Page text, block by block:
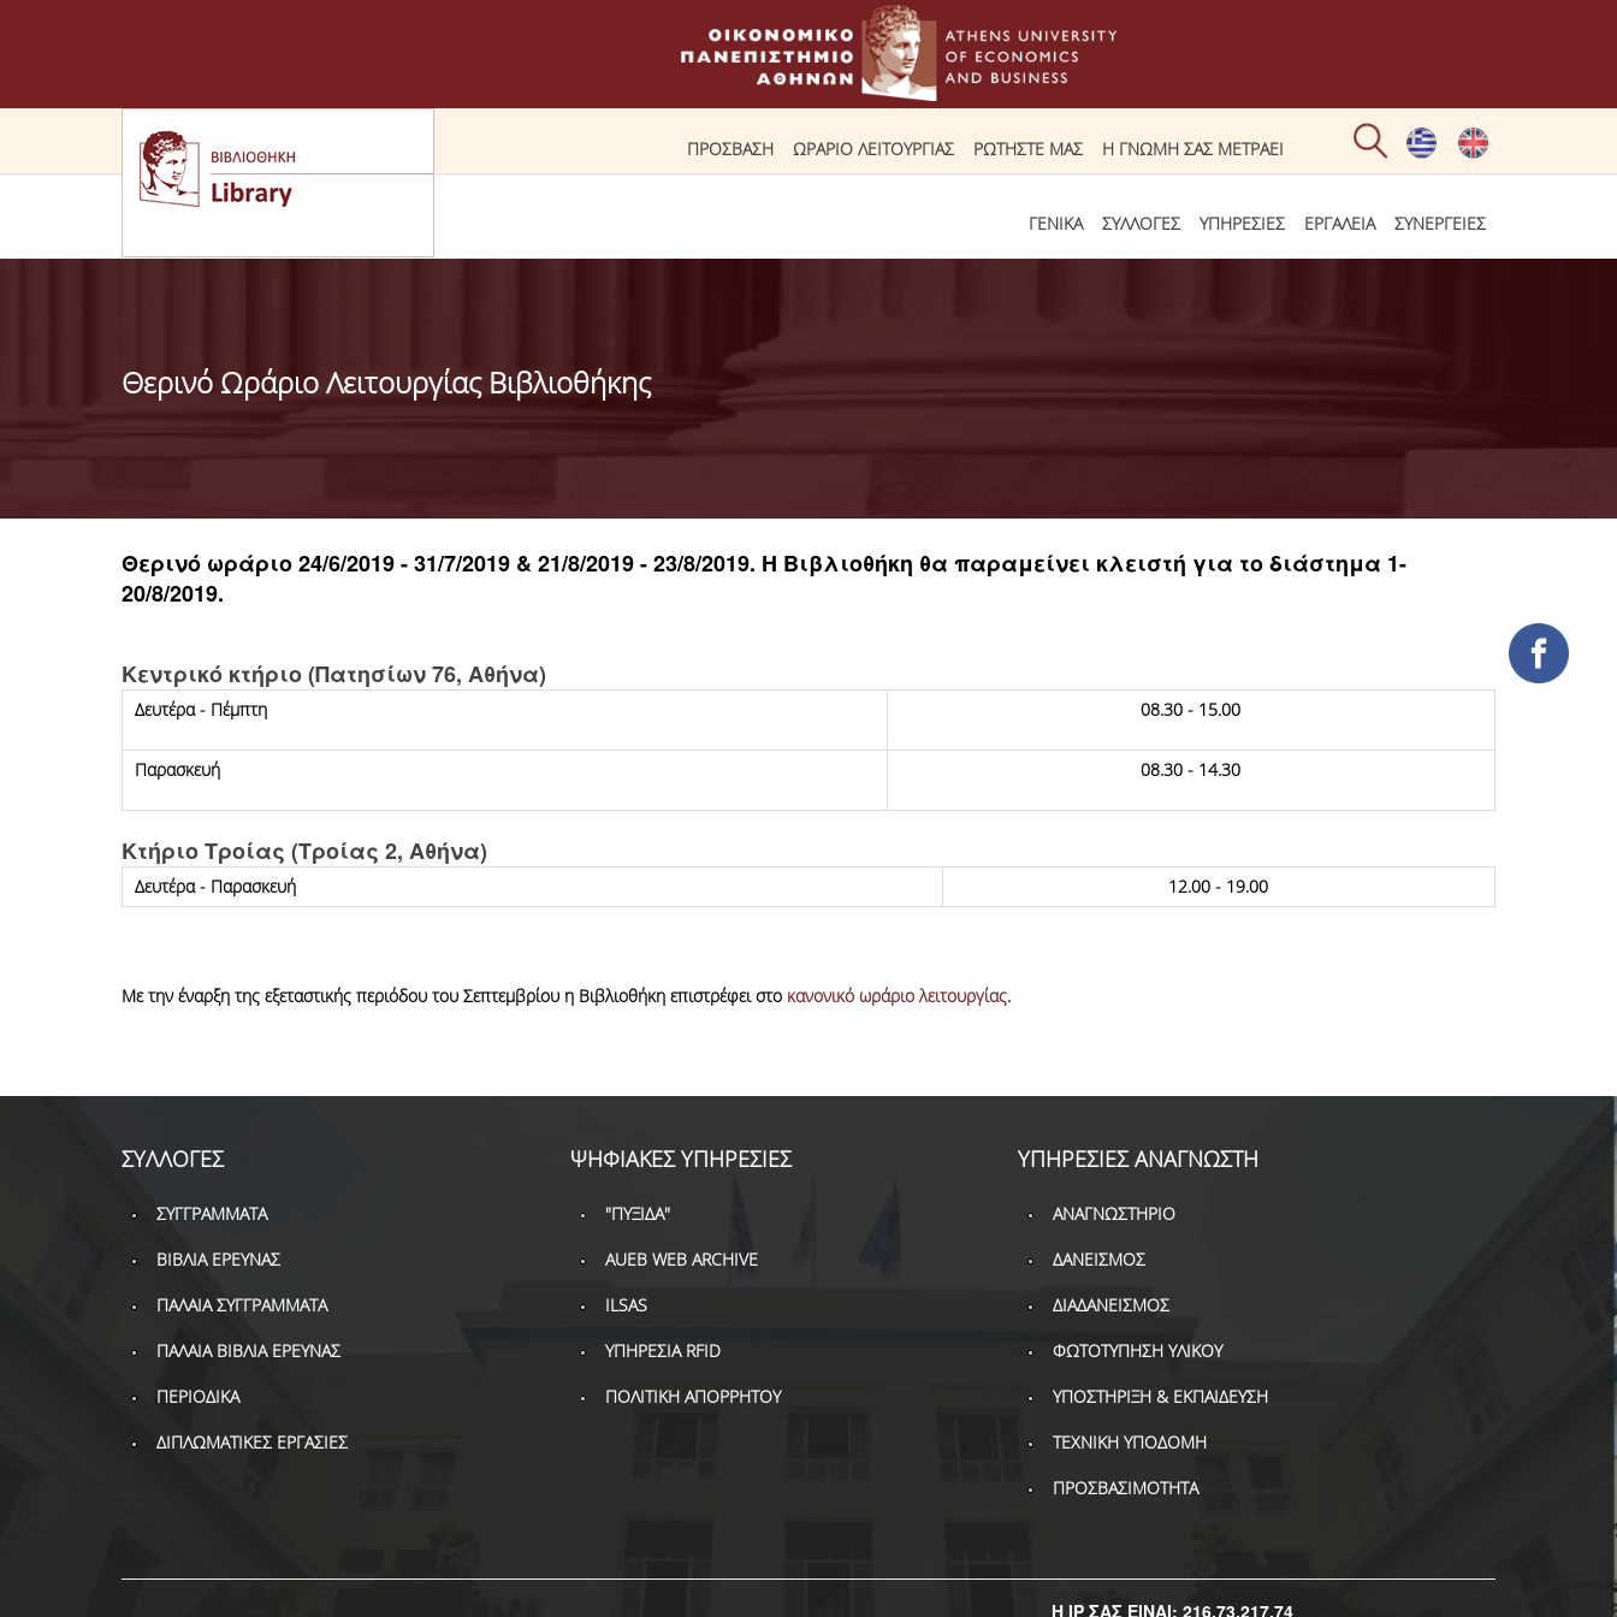
ΠΡΟΣΒΑΣΗ ΩΡΑΡΙΟ ΛΕΙΤΟΥΡΓΙΑΣ ΡΩΤΗΣΤΕ ΜΑΣ Η ΓΝΩΜΗ ΣΑΣ ΜΕΤΡΑΕΙ
ΓΕΝΙΚΑ ΣΥΛΛΟΓΕΣ ΥΠΗΡΕΣΙΕΣ ΕΡΓΑΛΕΙΑ ΣΥΝΕΡΓΕΙΕΣ
Θερινό Ωράριο Λειτουργίας Βιβλιοθήκης
Θερινό ωράριο 24/6/2019 - 31/7/2019 & 21/8/2019 - 23/8/2019. Η Βιβλιοθήκη θα παραμείνει κλειστή για το διάστημα 1-
20/8/2019.
Κεντρικό κτήριο (Πατησίων 76, Αθήνα)
Δευτέρα - Πέμπτη 08.30 - 15.00
Παρασκευή 08.30 - 14.30
Κτήριο Τροίας (Τροίας 2, Αθήνα)
Δευτέρα - Παρασκευή 12.00 - 19.00
Με την έναρξη της εξεταστικής περιόδου του Σεπτεμβρίου η Βιβλιοθήκη επιστρέφει στο κανονικό ωράριο λειτουργίας.
ΣΥΛΛΟΓΕΣ
ΣΥΓΓΡΑΜΜΑΤΑ
ΒΙΒΛΙΑ ΕΡΕΥΝΑΣ
ΠΑΛΑΙΑ ΣΥΓΓΡΑΜΜΑΤΑ
ΠΑΛΑΙΑ ΒΙΒΛΙΑ ΕΡΕΥΝΑΣ
ΠΕΡΙΟΔΙΚΑ
ΔΙΠΛΩΜΑΤΙΚΕΣ ΕΡΓΑΣΙΕΣ
ΨΗΦΙΑΚΕΣ ΥΠΗΡΕΣΙΕΣ
"ΠΥΞΙΔΑ"
AUEB WEB ARCHIVE
ILSAS
ΥΠΗΡΕΣΙΑ RFID
ΠΟΛΙΤΙΚΗ ΑΠΟΡΡΗΤΟΥ
ΥΠΗΡΕΣΙΕΣ ΑΝΑΓΝΩΣΤΗ
ΑΝΑΓΝΩΣΤΗΡΙΟ
ΔΑΝΕΙΣΜΟΣ
ΔΙΑΔΑΝΕΙΣΜΟΣ
ΦΩΤΟΤΥΠΗΣΗ ΥΛΙΚΟΥ
ΥΠΟΣΤΗΡΙΞΗ & ΕΚΠΑΙΔΕΥΣΗ
ΤΕΧΝΙΚΗ ΥΠΟΔΟΜΗ
ΠΡΟΣΒΑΣΙΜΟΤΗΤΑ
Η IP ΣΑΣ ΕΙΝΑΙ: 216.73.217.74